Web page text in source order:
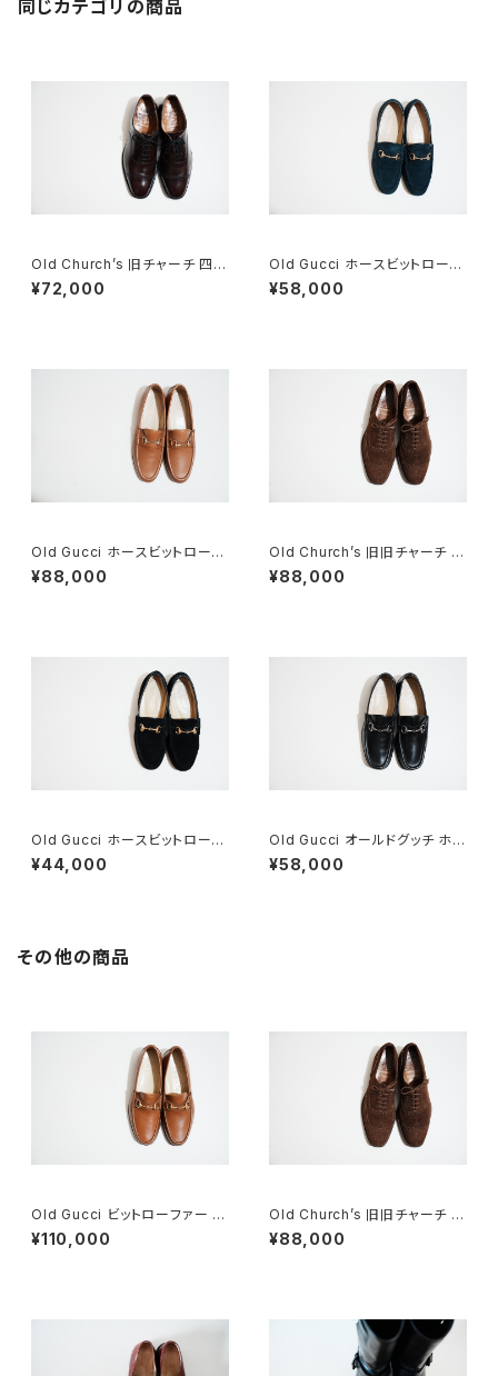
同じカテゴリの商品
Old Church’s 旧チャーチ 四都
市 BELMONTパンチドキャップ
トウ 85G
¥72,000
Old Gucci ホースビットローフ
ァー 36C Navy Suede
¥58,000
Old Gucci ホースビットローフ
ァー 38.5C tan ほぼDeadsto
ck
¥88,000
Old Church’s 旧旧チャーチ 二
都市 Buck 85D
¥88,000
Old Gucci ホースビットローフ
ァー 6.5B スエードBK
¥44,000
Old Gucci オールドグッチ ホー
スビットローファー 40 E Black
¥58,000
その他の商品
Old Gucci ビットローファー 41
E Brown Deadstock
¥110,000
Old Church’s 旧旧チャーチ 二
都市 Buck 85D
¥88,000